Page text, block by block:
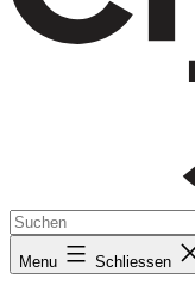
Menu Schliessen